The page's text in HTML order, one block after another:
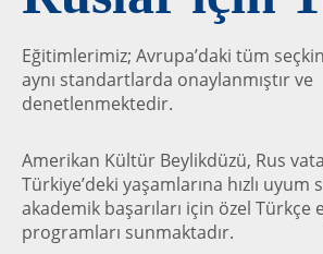
Eğitimlerimiz; Avrupa’daki tüm
aynı standartlarda onaylanmıştır ve
denetlenmektedir.
Amerikan Kültür Beylikdüzü, Rus
Türkiye’deki yaşamlarına hızlı uyum
akademik başarıları için özel Türkçe
programları sunmaktadır.